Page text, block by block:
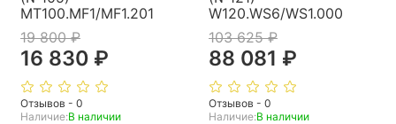
MT100.MF1/MF1.201
19 800 ₽
16 830 ₽
Отзывов - 0
Наличие:В наличии
W120.WS6/WS1.000
103 625 ₽
88 081 ₽
Отзывов - 0
Наличие:В наличии